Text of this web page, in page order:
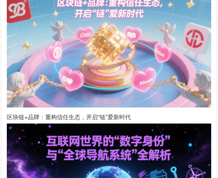
区块链+品牌：重构信任生态，开启“链”爱新时代